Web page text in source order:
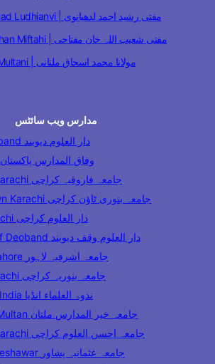
Mufti Rasheed Ahmad Ludhianvi | مفتی رشید احمد لدھیانوی
Mufti Shoaibullah Khan Miftahi | مفتی شعیب اللہ خان مفتاحی
Muhammad Ishaq Multani | مولانا محمد اسحاق ملتانی
مدارس ویب سائٹس
Darul Uloom Deoband دار العلوم دیوبند
Wifaq ul Madaris وفاق المدارس پاکستان
Jamia Farooqia Karachi جامعہ فاروقیہ کراچی
Jamia Banuri Town Karachi جامعہ بنوری ٹاؤن کراچی
Darul Uloom Karachi دار العلوم کراچی
Darul Uloom Waqf Deoband دار العلوم وقف دیوبند
Jamia Ashrafia Lahore جامعہ اشرفیہ لاہور
Jamia Binoria Karachi جامعہ بنوریہ کراچی
Nadwatul Ulama India ندوۃ العلماء انڈیا
Khair ul Madaris Multan جامعہ خیر المدارس ملتان
Ahsan ul Uloom Karachi جامعہ احسن العلوم کراچی
Jamia Usmania Peshawar جامعہ عثمانیہ پشاور